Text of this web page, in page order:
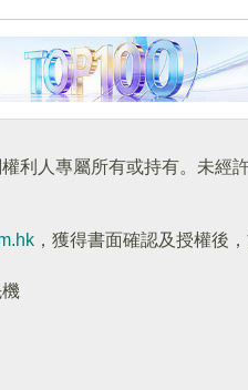
利人專屬所有或持有。未經
，獲得書面確認及授權後，